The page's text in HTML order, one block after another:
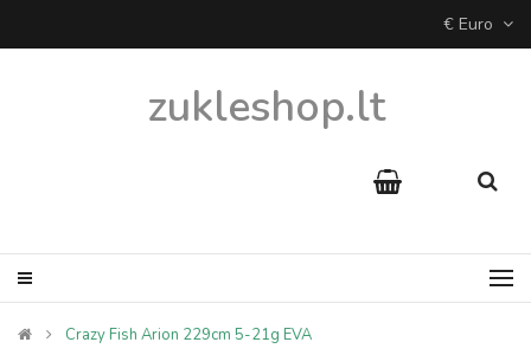
zukleshop.lt
Crazy Fish Arion 229cm 5-21g EVA